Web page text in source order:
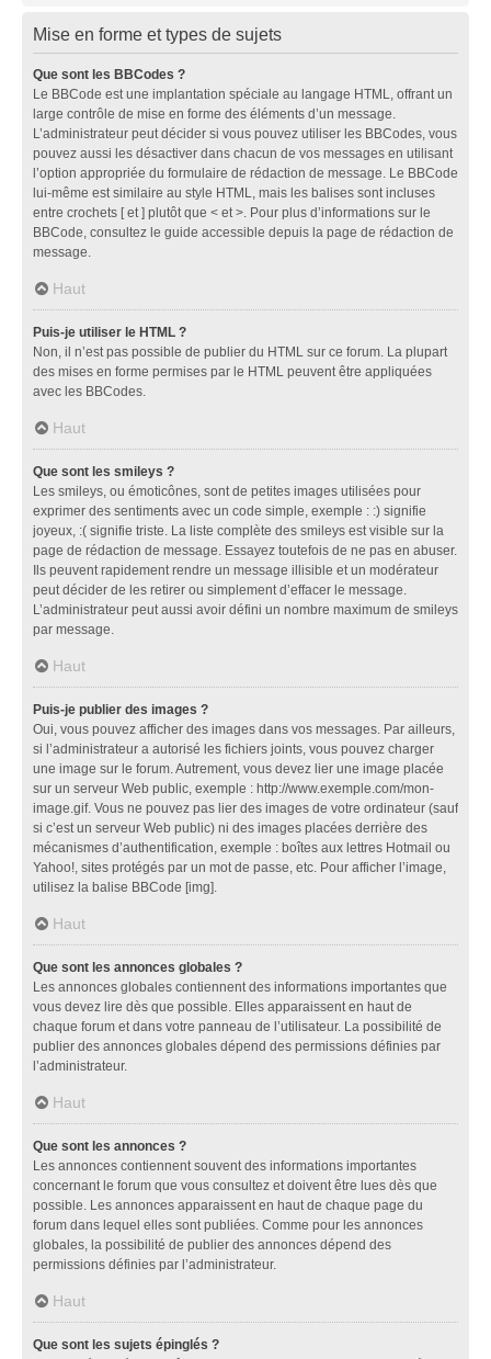
Mise en forme et types de sujets
Que sont les BBCodes ?
Le BBCode est une implantation spéciale au langage HTML, offrant un
large contrôle de mise en forme des éléments d’un message.
L’administrateur peut décider si vous pouvez utiliser les BBCodes, vous
pouvez aussi les désactiver dans chacun de vos messages en utilisant
l’option appropriée du formulaire de rédaction de message. Le BBCode
lui-même est similaire au style HTML, mais les balises sont incluses
entre crochets [ et ] plutôt que < et >. Pour plus d’informations sur le
BBCode, consultez le guide accessible depuis la page de rédaction de
message.
Haut
Puis-je utiliser le HTML ?
Non, il n’est pas possible de publier du HTML sur ce forum. La plupart
des mises en forme permises par le HTML peuvent être appliquées
avec les BBCodes.
Haut
Que sont les smileys ?
Les smileys, ou émoticônes, sont de petites images utilisées pour
exprimer des sentiments avec un code simple, exemple : :) signifie
joyeux, :( signifie triste. La liste complète des smileys est visible sur la
page de rédaction de message. Essayez toutefois de ne pas en abuser.
Ils peuvent rapidement rendre un message illisible et un modérateur
peut décider de les retirer ou simplement d’effacer le message.
L’administrateur peut aussi avoir défini un nombre maximum de smileys
par message.
Haut
Puis-je publier des images ?
Oui, vous pouvez afficher des images dans vos messages. Par ailleurs,
si l’administrateur a autorisé les fichiers joints, vous pouvez charger
une image sur le forum. Autrement, vous devez lier une image placée
sur un serveur Web public, exemple : http://www.exemple.com/mon-
image.gif. Vous ne pouvez pas lier des images de votre ordinateur (sauf
si c’est un serveur Web public) ni des images placées derrière des
mécanismes d’authentification, exemple : boîtes aux lettres Hotmail ou
Yahoo!, sites protégés par un mot de passe, etc. Pour afficher l’image,
utilisez la balise BBCode [img].
Haut
Que sont les annonces globales ?
Les annonces globales contiennent des informations importantes que
vous devez lire dès que possible. Elles apparaissent en haut de
chaque forum et dans votre panneau de l’utilisateur. La possibilité de
publier des annonces globales dépend des permissions définies par
l’administrateur.
Haut
Que sont les annonces ?
Les annonces contiennent souvent des informations importantes
concernant le forum que vous consultez et doivent être lues dès que
possible. Les annonces apparaissent en haut de chaque page du
forum dans lequel elles sont publiées. Comme pour les annonces
globales, la possibilité de publier des annonces dépend des
permissions définies par l’administrateur.
Haut
Que sont les sujets épinglés ?